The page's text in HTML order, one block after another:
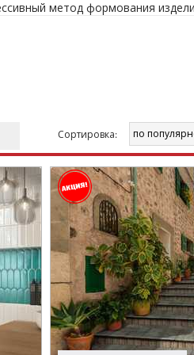
метод формования
поверхность детали, до
наиболее инновационных
бассейнов состоит из
инфильтрации. В
цифровой фотопечати на
проводятся
керамической плитки Natucer и
награждены отличиями торгово-
за высокий уровень
продукции. Если производится
декор. Особенно
Новые серии плитки Natucer
изразцов. Шестигранники
– технологична в укладке и
Cортировка: по